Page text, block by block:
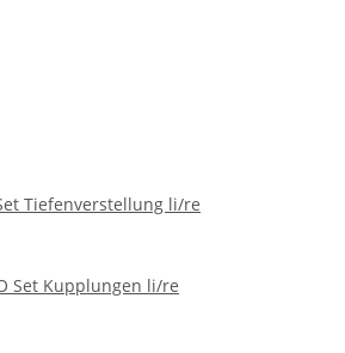
Tiefenverstellung li/re